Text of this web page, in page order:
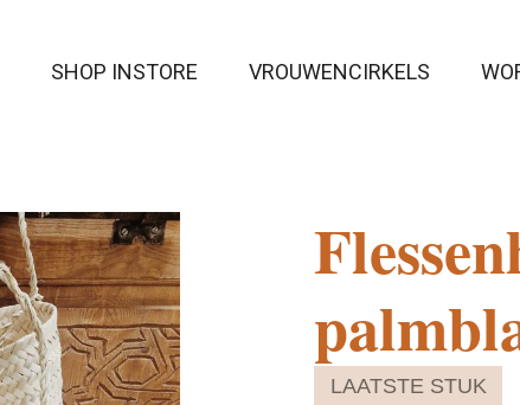
SHOP INSTORE VROUWENCIRKELS
LAATSTE STUK